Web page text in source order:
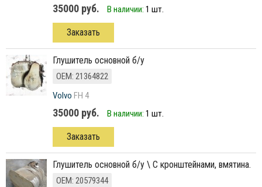
35000 руб. В наличии: 1 шт.
Заказать
глушитель основной б/у
ОЕМ: 21364822
Volvo FH 4
35000 руб. В наличии: 1 шт.
Заказать
глушитель основной б/у \ С кронштейнами, вмятина.
ОЕМ: 20579344